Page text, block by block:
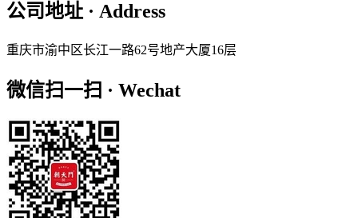
公司地址 · Address
重庆市渝中区长江一路62号地产大厦16层
微信扫一扫 · Wechat